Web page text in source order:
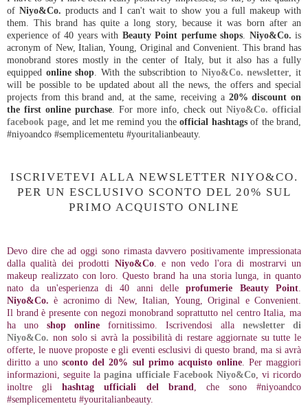
of Niyo&Co. products and I can't wait to show you a full makeup with
them. This brand has quite a long story, because it was born after an
experience of 40 years with Beauty Point perfume shops. Niyo&Co. is
acronym of New, Italian, Young, Original and Convenient. This brand has
monobrand stores mostly in the center of Italy, but it also has a fully
equipped online shop. With the subscribtion to Niyo&Co. newsletter, it
will be possible to be updated about all the news, the offers and special
projects from this brand and, at the same, receiving a 20% discount on
the first online purchase. For more info, check out Niyo&Co. official
facebook page, and let me remind you the official hashtagsof the brand,
#niyoandco #semplicementetu #youritalianbeauty.
ISCRIVETEVI ALLA NEWSLETTER NIYO&CO.
PER UN ESCLUSIVO SCONTO DEL 20% SUL
PRIMO ACQUISTO ONLINE
Devo dire che ad oggi sono rimasta davvero positivamente impressionata
dalla qualità dei prodotti Niyo&Co. e non vedo l'ora di mostrarvi un
makeup realizzato con loro. Questo brand ha una storia lunga, in quanto
nato da un'esperienza di 40 anni delleprofumerie Beauty Point.
Niyo&Co. è acronimo di New, Italian, Young, Original e Convenient.
Il brand è presente con negozi monobrand soprattutto nel centro Italia, ma
ha uno shop online fornitissimo. Iscrivendosi alla newsletter di
Niyo&Co. non solo si avrà la possibilità di restare aggiornate su tutte le
offerte, le nuove proposte e gli eventi esclusivi di questo brand, ma si avrà
diritto a unosconto del 20% sul primo acquisto online. Per maggiori
informazioni, seguite lapagina ufficiale Facebook Niyo&Co, vi ricordo
inoltre glihashtag ufficiali del brand, che sono #niyoandco
#semplicementetu #youritalianbeauty.